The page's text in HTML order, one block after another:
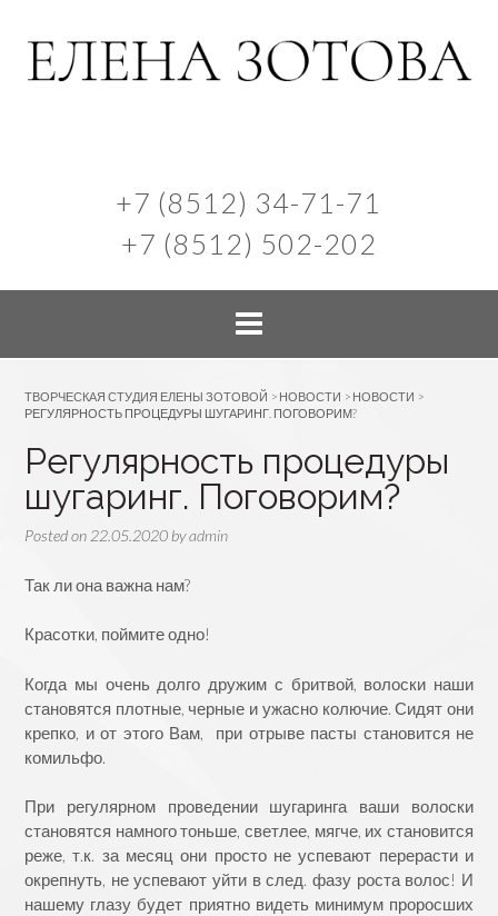
+7 (8512) 34-71-71
+7 (8512) 502-202
ТВОРЧЕСКАЯ СТУДИЯ ЕЛЕНЫ ЗОТОВОЙ > НОВОСТИ > НОВОСТИ >
РЕГУЛЯРНОСТЬ ПРОЦЕДУРЫ ШУГАРИНГ. ПОГОВОРИМ?
Регулярность процедуры
шугаринг. Поговорим?
Posted on 22.05.2020 byadmin
Так ли она важна нам?
Красотки, поймите одно!
Когда мы очень долго дружим с бритвой, волоски наши
становятся плотные, черные и ужасно колючие. Сидят они
крепко, и от этого Вам, при отрыве пасты становится не
комильфо.
При регулярном проведении шугаринга ваши волоски
становятся намного тоньше, светлее, мягче, их становится
реже, т.к. за месяц они просто не успевают перерасти и
окрепнуть, не успевают уйти в след. фазу роста волос! И
нашему глазу будет приятно видеть минимум проросших